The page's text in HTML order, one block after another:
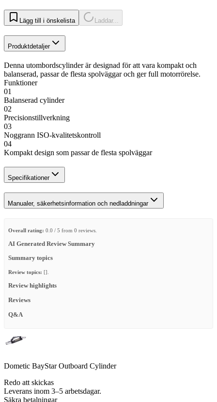
Lägg till i önskelista Laddar...
Produktdetaljer
Denna utombordscylinder är designad för att vara kompakt och
balanserad, passar de flesta spolväggar och ger full motorrörelse.
Funktioner
01
Balanserad cylinder
02
Precisionstillverkning
03
Noggrann ISO-kvalitetskontroll
04
Kompakt design som passar de flesta spolväggar
Specifikationer
Manualer, säkerhetsinformation och nedladdningar
Overall rating: 0.0 / 5 from 0 reviews.
AI Generated Review Summary
Summary topics
Review topics: [].
Review highlights
Reviews
Q&A
Dometic BayStar Outboard Cylinder
Redo att skickas
Leverans inom 3–5 arbetsdagar.
Säkra betalningar